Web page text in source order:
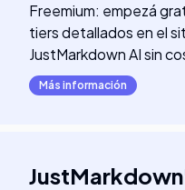
Freemium: empezá
tiers detallados en el
JustMarkdown AI sin
Más información
JustMarkdown